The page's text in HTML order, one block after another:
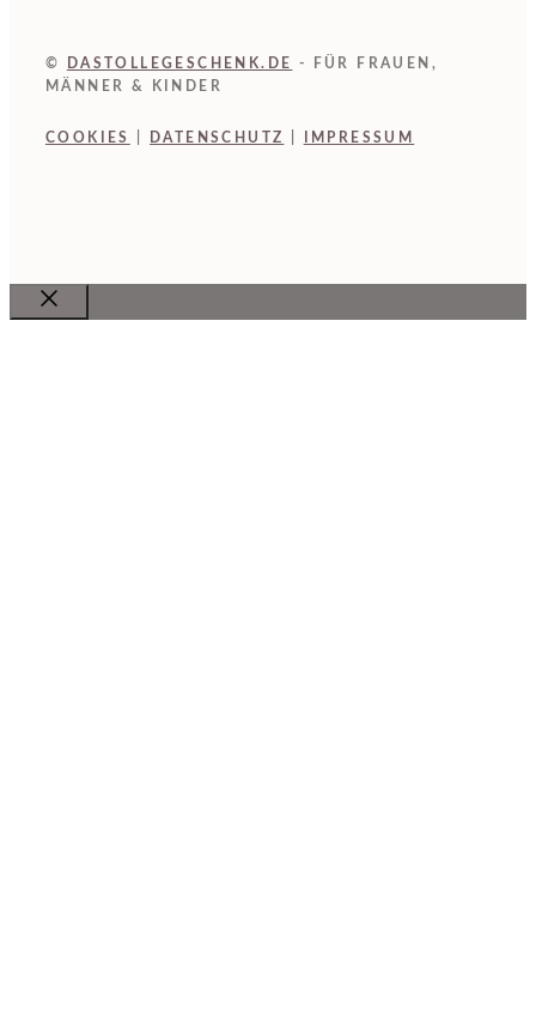
© DASTOLLEGESCHENK.DE
- FÜR FRAUEN,
MÄNNER & KINDER
COOKIES DATENSCHUTZ IMPRESSUM